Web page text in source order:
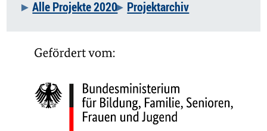
Alle Projekte 2020
Projektarchiv